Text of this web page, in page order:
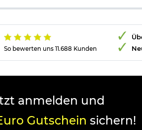
So bewerten uns 11.688 Kunden
anmelden und
Gutschein sichern!